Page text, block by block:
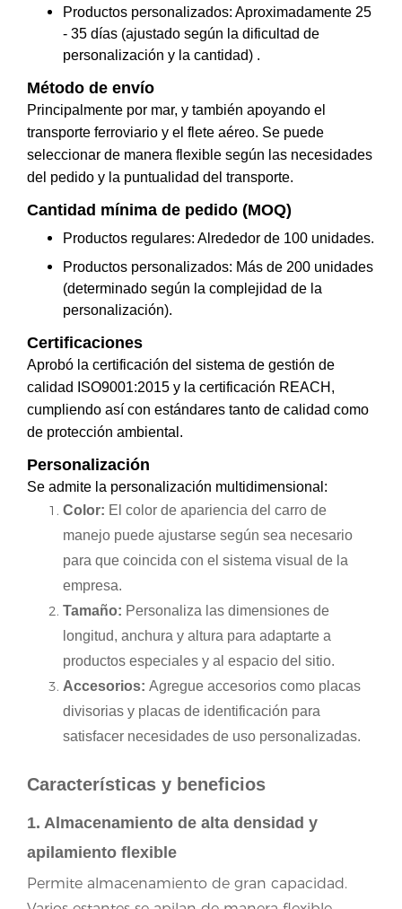
Productos personalizados: Aproximadamente 25
- 35 días (ajustado según la dificultad de
personalización y la cantidad) .
Método de envío
Principalmente por mar, y también apoyando el
transporte ferroviario y el flete aéreo. Se puede
seleccionar de manera flexible según las necesidades
del pedido y la puntualidad del transporte.
Cantidad mínima de pedido (MOQ)
Productos regulares: Alrededor de 100 unidades.
Productos personalizados: Más de 200 unidades
(determinado según la complejidad de la
personalización).
Certificaciones
Aprobó la certificación del sistema de gestión de
calidad ISO9001:2015 y la certificación REACH,
cumpliendo así con estándares tanto de calidad como
de protección ambiental.
Personalización
Se admite la personalización multidimensional:
Color: El color de apariencia del carro de
manejo puede ajustarse según sea necesario
para que coincida con el sistema visual de la
empresa.
Tamaño: Personaliza las dimensiones de
longitud, anchura y altura para adaptarte a
productos especiales y al espacio del sitio.
Accesorios: Agregue accesorios como placas
divisorias y placas de identificación para
satisfacer necesidades de uso personalizadas.
Características y beneficios
1. Almacenamiento de alta densidad y
apilamiento flexible
Permite almacenamiento de gran capacidad.